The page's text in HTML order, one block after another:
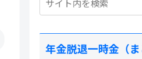
年金脱退一時金（